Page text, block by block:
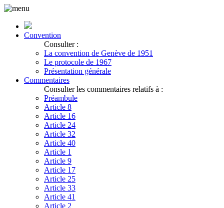
Convention
Consulter :
La convention de Genève de 1951
Le protocole de 1967
Présentation générale
Commentaires
Consulter les commentaires relatifs à :
Préambule
Article 8
Article 16
Article 24
Article 32
Article 40
Article 1
Article 9
Article 17
Article 25
Article 33
Article 41
Article 2